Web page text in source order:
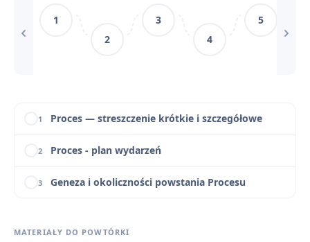
1
2
3
4
5
1 Proces — streszczenie krótkie i szczegółowe
2 Proces - plan wydarzeń
3 Geneza i okoliczności powstania Procesu
MATERIAŁY DO POWTÓRKI